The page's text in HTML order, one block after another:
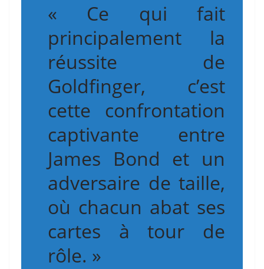
« Ce qui fait
principalement la
réussite de
Goldfinger, c’est
cette confrontation
captivante entre
James Bond et un
adversaire de taille,
où chacun abat ses
cartes à tour de
rôle. »